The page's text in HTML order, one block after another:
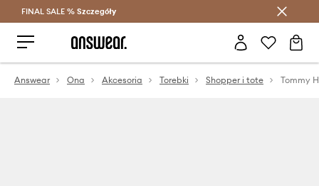
Oszczędzaj z Answear Club >
FINAL SALE % Szczegóły
Answear Ona Akcesoria Torebki Shopper i tote Tommy